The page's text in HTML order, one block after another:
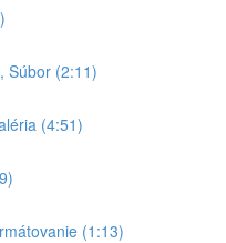
Súbor (2:11)
(4:51)
(1:13)